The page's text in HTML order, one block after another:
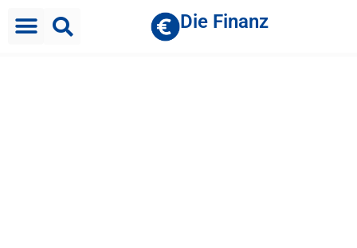
Die Finanz